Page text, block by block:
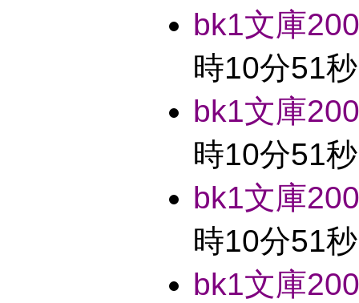
bk1文庫
時10分51秒
bk1文庫
時10分51秒
bk1文庫
時10分51秒
bk1文庫